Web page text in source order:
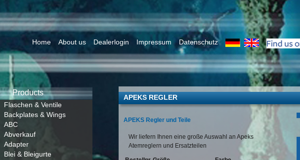
Home About us Dealerlogin Impressum Datenschutz
Products
Flaschen & Ventile
Backplates & Wings
ABC
Abverkauf
Adapter
Blei & Bleigurte
APEKS REGLER
APEKS Regler und Teile
Wir liefern Ihnen eine große Auswahl an Apeks
Atemreglern und Ersatzteilen